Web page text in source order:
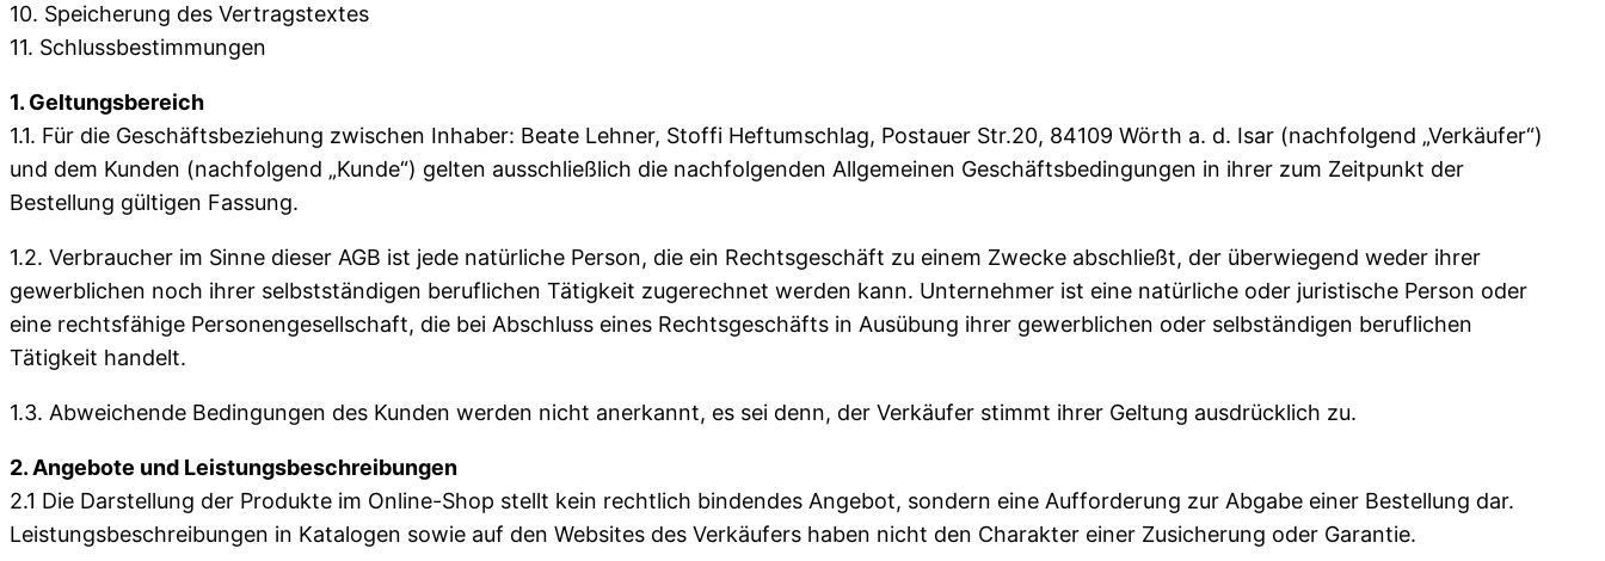
10. Speicherung des Vertragstextes
11. Schlussbestimmungen
1. Geltungsbereich
1.1. Für die Geschäftsbeziehung zwischen Inhaber: Beate Lehner, Stoffi Heftumschlag, Postauer Str.20, 84109 Wörth a. d. Isar (nachfolgend „Verkäufer“)
und dem Kunden (nachfolgend „Kunde“) gelten ausschließlich die nachfolgenden Allgemeinen Geschäftsbedingungen in ihrer zum Zeitpunkt der
Bestellung gültigen Fassung.
1.2. Verbraucher im Sinne dieser AGB ist jede natürliche Person, die ein Rechtsgeschäft zu einem Zwecke abschließt, der überwiegend weder ihrer
gewerblichen noch ihrer selbstständigen beruflichen Tätigkeit zugerechnet werden kann. Unternehmer ist eine natürliche oder juristische Person oder
eine rechtsfähige Personengesellschaft, die bei Abschluss eines Rechtsgeschäfts in Ausübung ihrer gewerblichen oder selbständigen beruflichen
Tätigkeit handelt.
1.3. Abweichende Bedingungen des Kunden werden nicht anerkannt, es sei denn, der Verkäufer stimmt ihrer Geltung ausdrücklich zu.
2. Angebote und Leistungsbeschreibungen
2.1 Die Darstellung der Produkte im Online-Shop stellt kein rechtlich bindendes Angebot, sondern eine Aufforderung zur Abgabe einer Bestellung dar.
Leistungsbeschreibungen in Katalogen sowie auf den Websites des Verkäufers haben nicht den Charakter einer Zusicherung oder Garantie.